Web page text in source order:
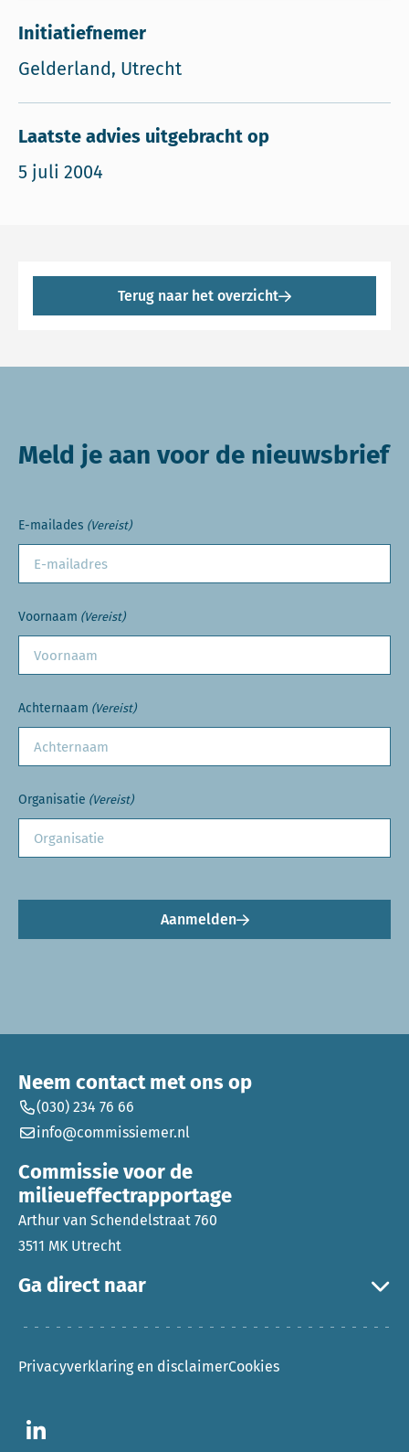
Initiatiefnemer
Gelderland, Utrecht
Laatste advies uitgebracht op
5 juli 2004
Terug naar het overzicht
Meld je aan voor de nieuwsbrief
E-mailades (Vereist)
Voornaam (Vereist)
Achternaam (Vereist)
Organisatie (Vereist)
Aanmelden
Ga direct naar
Neem contact met ons op
(030) 234 76 66
info@commissiemer.nl
Commissie voor de
milieueffectrapportage
Arthur van Schendelstraat 760
3511 MK Utrecht
Privacyverklaring en disclaimerCookies
Ga naar LinkedIn